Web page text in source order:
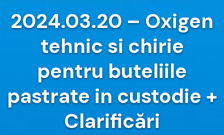
2024.03.20 – Oxigen
tehnic si chirie
pentru buteliile
pastrate in custodie +
Clarificări